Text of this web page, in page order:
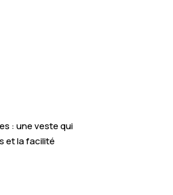
: une veste qui
et la facilité